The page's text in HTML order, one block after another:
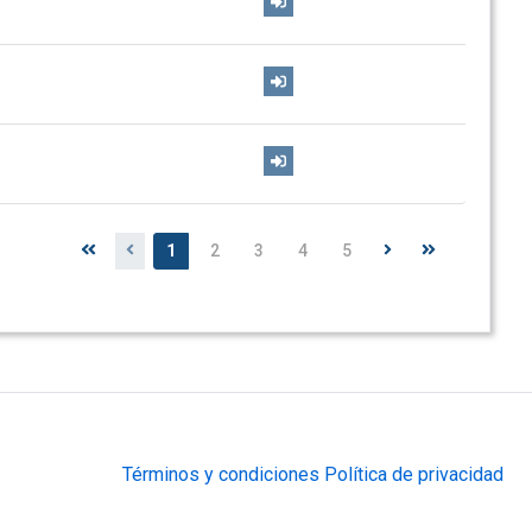
1 2 3 4 5
Términos y condiciones Política de privacidad